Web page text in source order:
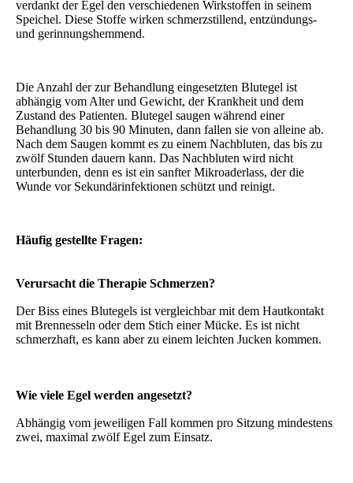
verdankt der Egel den verschiedenen Wirkstoffen in seinem
Speichel. Diese Stoffe wirken schmerzstillend, entzündungs-
und gerinnungshemmend.
Die Anzahl der zur Behandlung eingesetzten Blutegel ist
abhängig vom Alter und Gewicht, der Krankheit und dem
Zustand des Patienten. Blutegel saugen während einer
Behandlung 30 bis 90 Minuten, dann fallen sie von alleine ab.
Nach dem Saugen kommt es zu einem Nachbluten, das bis zu
zwölf Stunden dauern kann. Das Nachbluten wird nicht
unterbunden, denn es ist ein sanfter Mikroaderlass, der die
Wunde vor Sekundärinfektionen schützt und reinigt.
Häufig gestellte Fragen:
Verursacht die Therapie Schmerzen?
Der Biss eines Blutegels ist vergleichbar mit dem Hautkontakt
mit Brennesseln oder dem Stich einer Mücke. Es ist nicht
schmerzhaft, es kann aber zu einem leichten Jucken kommen.
Wie viele Egel werden angesetzt?
Abhängig vom jeweiligen Fall kommen pro Sitzung mindestens
zwei, maximal zwölf Egel zum Einsatz.